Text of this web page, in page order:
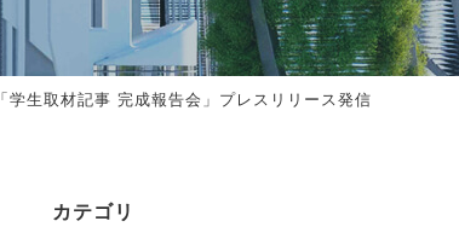
「学生取材記事 完成報告会」プレスリリース発信
カテゴリ